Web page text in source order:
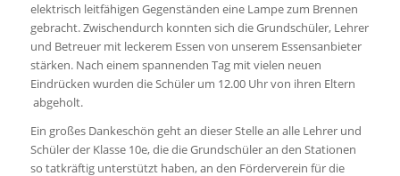
elektrisch leitfähigen Gegenständen eine Lampe zum Brennen
gebracht. Zwischendurch konnten sich die Grundschüler, Lehrer
und Betreuer mit leckerem Essen von unserem Essensanbieter
stärken. Nach einem spannenden Tag mit vielen neuen
Eindrücken wurden die Schüler um 12.00 Uhr von ihren Eltern
abgeholt.
Ein großes Dankeschön geht an dieser Stelle an alle Lehrer und
Schüler der Klasse 10e, die die Grundschüler an den Stationen
so tatkräftig unterstützt haben, an den Förderverein für die